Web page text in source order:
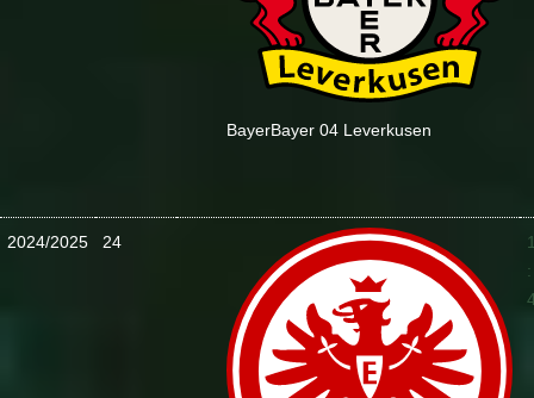
BayerBayer 04 Leverkusen
2024/2025 24
: